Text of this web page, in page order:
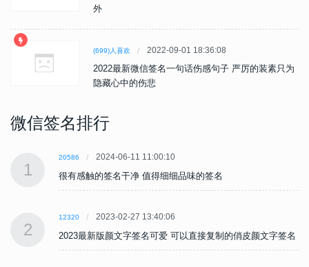
外
(699)人喜欢 2022-09-01 18:36:08
2022最新微信签名一句话伤感句子 严厉的装素只为
隐藏心中的伤悲
微信签名排行
1
20586 2024-06-11 11:00:10
很有感触的签名干净 值得细细品味的签名
2
12320 2023-02-27 13:40:06
2023最新版颜文字签名可爱 可以直接复制的俏皮颜文字签名